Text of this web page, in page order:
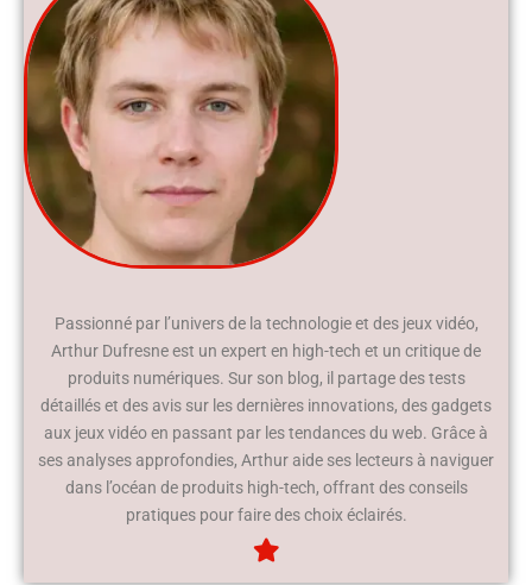
Passionné par l’univers de la technologie et des jeux vidéo,
Arthur Dufresne est un expert en high-tech et un critique de
produits numériques. Sur son blog, il partage des tests
détaillés et des avis sur les dernières innovations, des gadgets
aux jeux vidéo en passant par les tendances du web. Grâce à
ses analyses approfondies, Arthur aide ses lecteurs à naviguer
dans l’océan de produits high-tech, offrant des conseils
pratiques pour faire des choix éclairés.